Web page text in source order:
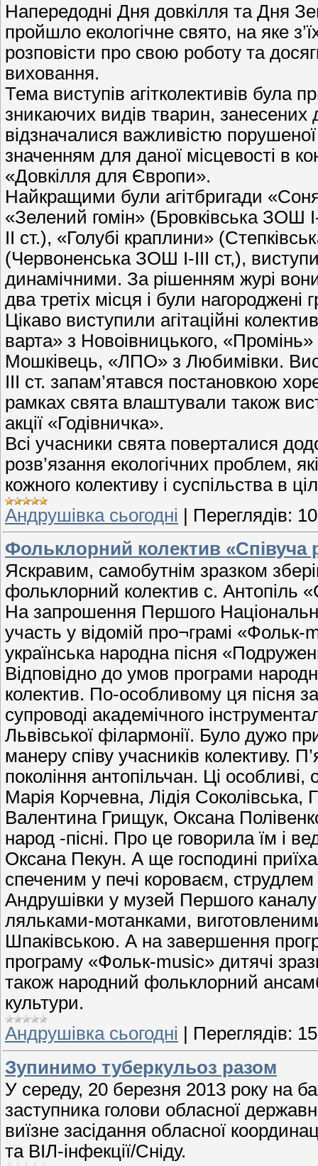
Напередодні Дня довкілля та Дня
пройшло екологічне свято, на яке
розповісти про свою роботу та
виховання.
Тема виступів агітколективів була
зникаючих видів тварин, занесених
відзначалися важливістю
значенням для даної місцевості в
«Довкілля для Європи».
Найкращими були агітбригади
«Зелений гомін» (Бровківська ЗОШ
ІІ ст.), «Голубі краплини»
(Червоненська ЗОШ І-ІІІ ст,),
динамічними. За рішенням журі
два третіх місця і були
Цікаво виступили агітаційні
варта» з Новоівницького,
Мошківець, «ЛПО» з Любимівки.
ІІІ ст. запам’ятався постановкою
рамках свята влаштували також
акції «Годівничка».
Всі учасники свята поверталися
розв’язання екологічних проблем,
кожного колективу і суспільства в
Андрушівка сьогодні | Переглядів:
Фольклорний колектив «Співуча
Яскравим, самобутнім зразком
фольклорний колектив с. Антопіль
На запрошення Першого
участь у відомій про¬грамі «Фольк-
українська народна пісня
Відповідно до умов програми
колектив. По-особливому ця пісня
супроводі академічного
Львівської філармонії. Було дужо
манеру співу учасників колективу.
покоління антопільчан. Ці
Марія Корчевна, Лідія
Валентина Грищук, Оксана
народ -пісні. Про це говорила їм і
Оксана Пекун. А ще господині
спеченим у печі короваєм,
Андрушівки у музей Першого
ляльками-мотанками,
Шпаківською. А на завершення
програму «Фольк-musіс» дитячі
також народний фольклорний
культури.
Андрушівка сьогодні
Переглядів:
Зупинимо туберкульоз разом
У середу, 20 березня 2013 року на
заступника голови обласної
виїзне засідання обласної
та ВІЛ-інфекції/Сніду.